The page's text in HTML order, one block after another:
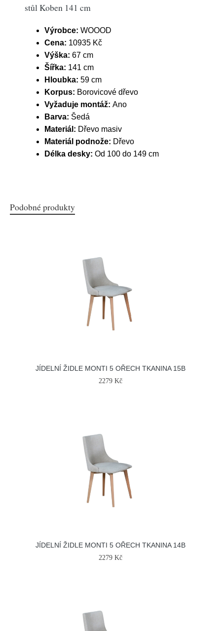
stůl Koben 141 cm
Výrobce: WOOOD
Cena: 10935 Kč
Výška: 67 cm
Šířka: 141 cm
Hloubka: 59 cm
Korpus: Borovicové dřevo
Vyžaduje montáž: Ano
Barva: Šedá
Materiál: Dřevo masiv
Materiál podnože: Dřevo
Délka desky: Od 100 do 149 cm
Podobné produkty
JÍDELNÍ ŽIDLE MONTI 5 OŘECH TKANINA 15B
2279 Kč
JÍDELNÍ ŽIDLE MONTI 5 OŘECH TKANINA 14B
2279 Kč